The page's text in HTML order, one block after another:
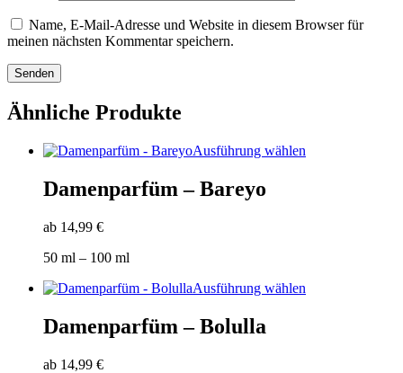
Name, E-Mail-Adresse und Website in diesem Browser für
meinen nächsten Kommentar speichern.
Ähnliche Produkte
Ausführung wählen
auf
Damenparfüm – Bareyo
ab 14,99 €
50 ml – 100 ml
Ausführung wählen
Damenparfüm – Bolulla
ab 14,99 €